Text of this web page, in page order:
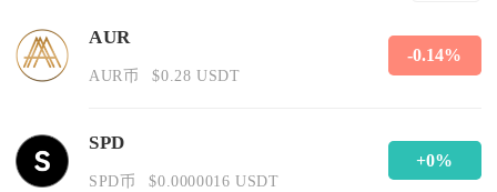
AUR
AUR币 $0.28 USDT
-0.14%
SPD
SPD币 $0.0000016 USDT
+0%